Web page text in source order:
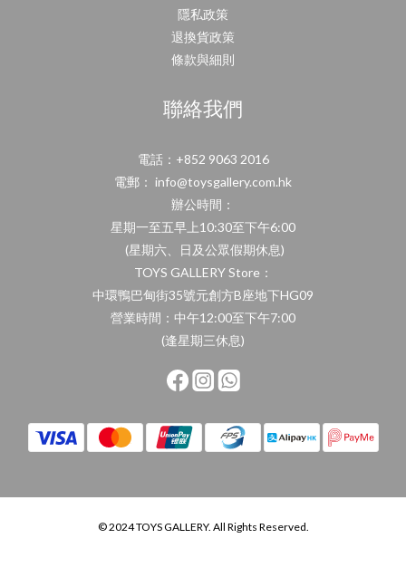
隱私政策
退換貨政策
條款與細則
聯絡我們
電話：+852 9063 2016
電郵： info@toysgallery.com.hk
辦公時間：
星期一至五早上10:30至下午6:00
(星期六、日及公眾假期休息)
TOYS GALLERY Store：
中環鴨巴甸街35號元創方B座地下HG09
營業時間：中午12:00至下午7:00
(逢星期三休息)
© 2024 TOYS GALLERY. All Rights Reserved.